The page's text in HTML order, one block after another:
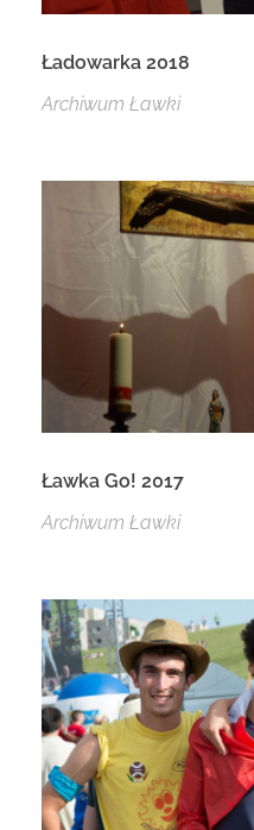
Ładowarka 2018
Archiwum Ławki
Ławka Go! 2017
Archiwum Ławki